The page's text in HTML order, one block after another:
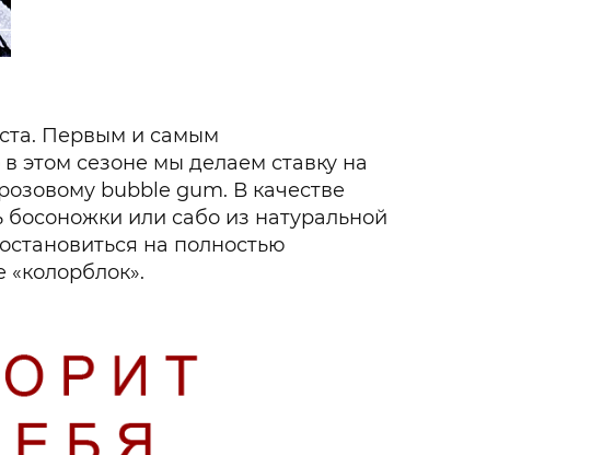
Первым и самым
этом сезоне мы делаем ставку на
bubble gum. В качестве
босоножки или сабо из натуральной
на полностью